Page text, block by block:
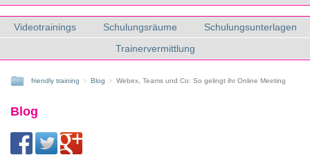
Videotrainings Schulungsräume
Schulungsunterlagen
Trainervermittlung
friendly training Blog Webex, Teams und Co: So gelingt ihr Online Meeting
Blog